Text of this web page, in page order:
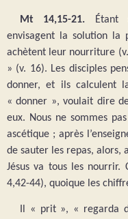
Mt 14,15-21.
Étant
envisagent la solution la
achètent leur nourriture
» (v. 16). Les disciples
donner, et ils calculent
« donner », voulait dire
eux. Nous ne sommes
ascétique ; après
de sauter les repas, alors,
Jésus va tous les nourrir.
4,42-44), quoique les
Il « prit », « regarda